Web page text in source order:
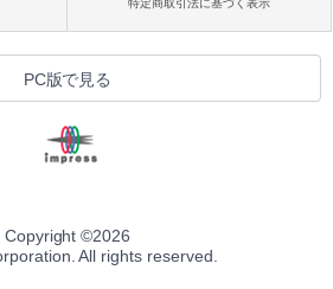
特定商取引法に基づく表示
PC版で見る
Copyright ©2026
All rights reserved.